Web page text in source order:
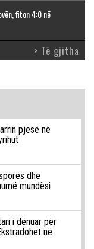
fiton 4:0 në
> Të gjitha
pjesë në
dhe
mundësi
i dënuar për
në